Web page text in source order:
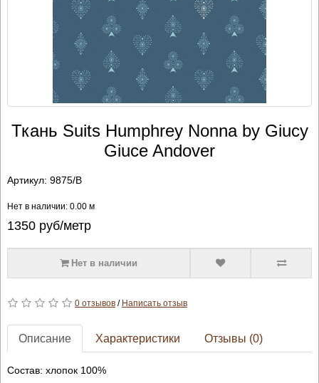
Ткань Suits Humphrey Nonna by Giucy
Giuce Andover
Артикул: 9875/B
Нет в наличии: 0.00 м
1350руб/метр
Нет в наличии
0 отзывов/ Написать отзыв
Описание Характеристики Отзывы (0)
Состав: хлопок 100%